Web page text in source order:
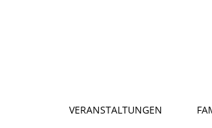
VERANSTALTUNGEN